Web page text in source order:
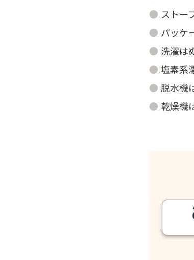
ストー
パッケ
洗濯は
塩素系
脱水機
乾燥機